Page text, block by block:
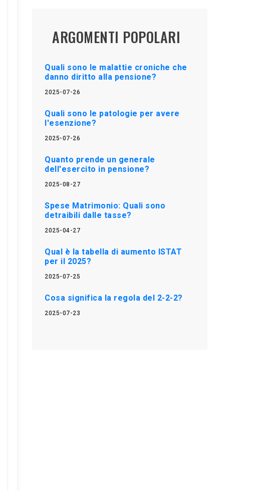
ARGOMENTI POPOLARI
Quali sono le malattie croniche che
danno diritto alla pensione?
2025-07-26
Quali sono le patologie per avere
l'esenzione?
2025-07-26
Quanto prende un generale
dell'esercito in pensione?
2025-08-27
Spese Matrimonio: Quali sono
detraibili dalle tasse?
2025-04-27
Qual è la tabella di aumento ISTAT
per il 2025?
2025-07-25
Cosa significa la regola del 2-2-2?
2025-07-23